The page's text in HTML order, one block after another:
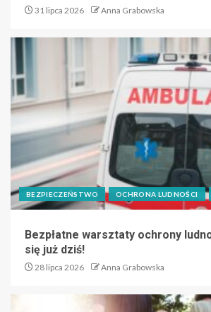
31 lipca 2026 Anna Grabowska
BEZPIECZEŃSTWO OCHRONA LUDNOŚCI
Bezpłatne warsztaty ochrony
się już dziś!
28 lipca 2026 Anna Grabowska